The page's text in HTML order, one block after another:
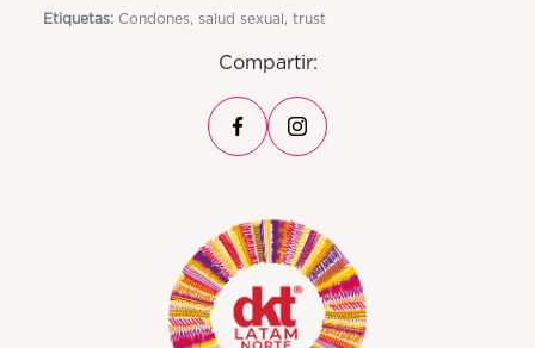
Etiquetas: Condones, salud sexual, trust
Compartir: